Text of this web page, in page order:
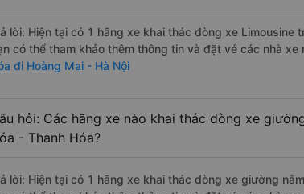
lời: Hiện tại có 1 hãng xe khai thác dòng xe
có thể tham khảo thêm thông tin và đặt vé các nhà xe
đi Hoàng Mai - Hà Nội
hỏi: Các hãng xe nào khai thác dòng xe
- Thanh Hóa?
lời: Hiện tại có 1 hãng xe khai thác dòng xe giường